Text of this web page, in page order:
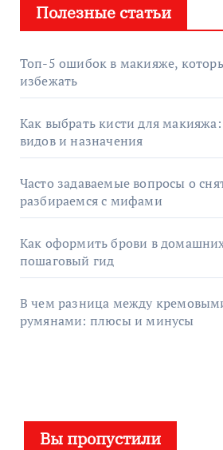
Полезные статьи
Топ-5 ошибок в макияже,
избежать
Как выбрать кисти для
видов и назначения
Часто задаваемые вопросы о
разбираемся с мифами
Как оформить брови в
пошаговый гид
В чем разница между
румянами: плюсы и минусы
Вы пропустили